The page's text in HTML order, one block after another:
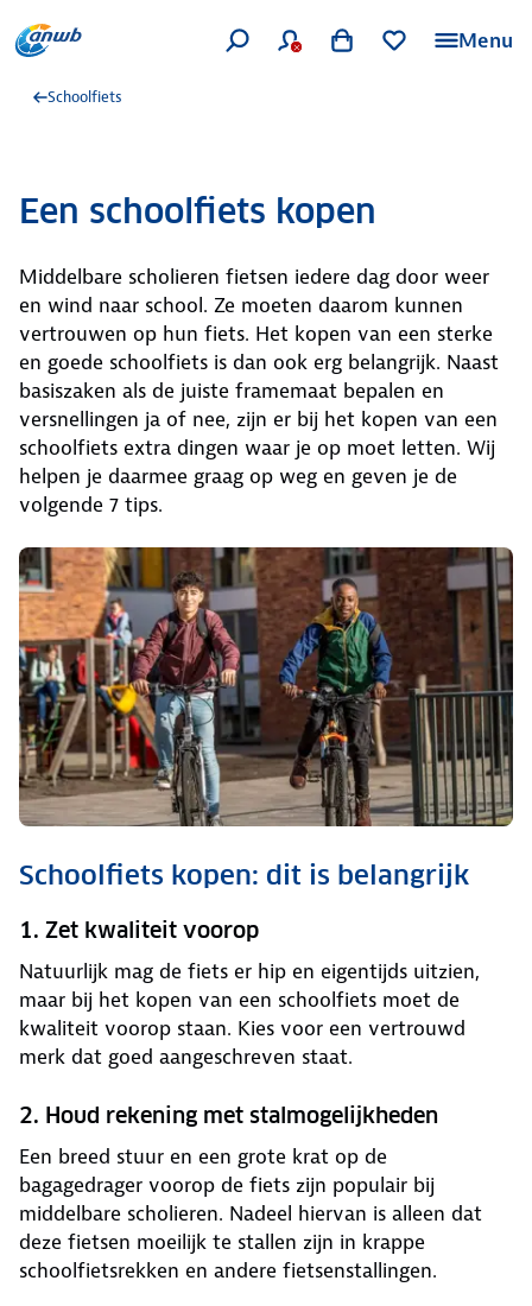
Menu
Schoolfiets
Een schoolfiets kopen
Middelbare scholieren fietsen iedere dag door weer
en wind naar school. Ze moeten daarom kunnen
vertrouwen op hun fiets. Het kopen van een sterke
en goede schoolfiets is dan ook erg belangrijk. Naast
basiszaken als de juiste framemaat bepalen en
versnellingen ja of nee, zijn er bij het kopen van een
schoolfiets extra dingen waar je op moet letten. Wij
helpen je daarmee graag op weg en geven je de
volgende 7 tips.
Schoolfiets kopen: dit is belangrijk
1. Zet kwaliteit voorop
Natuurlijk mag de fiets er hip en eigentijds uitzien,
maar bij het kopen van een schoolfiets moet de
kwaliteit voorop staan. Kies voor een vertrouwd
merk dat goed aangeschreven staat.
2. Houd rekening met stalmogelijkheden
Een breed stuur en een grote krat op de
bagagedrager voorop de fiets zijn populair bij
middelbare scholieren. Nadeel hiervan is alleen dat
deze fietsen moeilijk te stallen zijn in krappe
schoolfietsrekken en andere fietsenstallingen.